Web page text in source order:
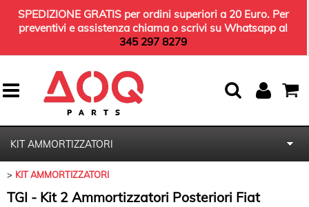
SPEDIZIONE GRATIS per ordini superiori a 20 Euro. Per
preventivi e assistenza chiama o scrivi su Whatsapp al
345 297 8279
HOME
KIT AMMORTIZZATORI
KIT AMMORTIZZATORI
TGI - Kit 2 Ammortizzatori Posteriori Fiat